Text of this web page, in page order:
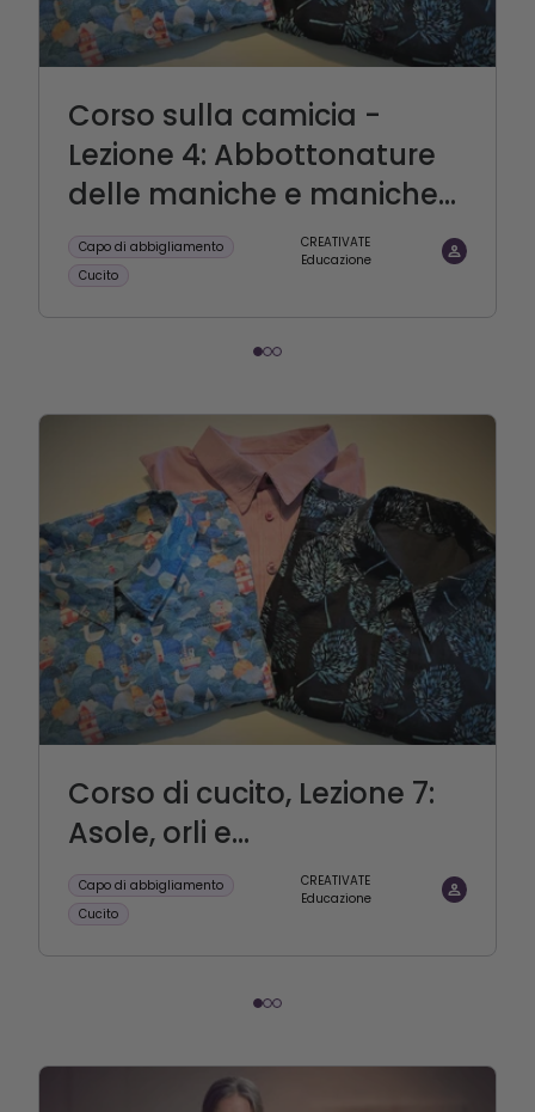
Corso sulla camicia -
Lezione 4: Abbottonature
delle maniche e maniche...
Capo di abbigliamento
Cucito
CREATIVATE
Educazione
Corso di cucito, Lezione 7:
Asole, orli e...
Capo di abbigliamento
Cucito
CREATIVATE
Educazione